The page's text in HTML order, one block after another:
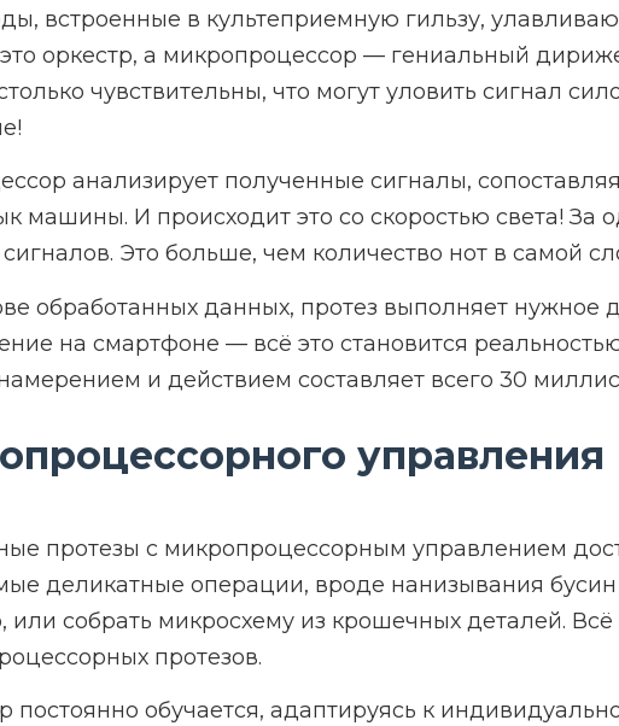
встроенные в культеприемную гильзу,
оркестр, а микропроцессор — гениальный
чувствительны, что могут уловить сигнал
анализирует полученные сигналы,
машины. И происходит это со скоростью света! За
Это больше, чем количество нот в самой
обработанных данных, протез выполняет нужное
на смартфоне — всё это становится
и действием составляет всего 30
управления
протезы с микропроцессорным управлением
деликатные операции, вроде нанизывания
или собрать микросхему из крошечных деталей.
протезов.
обучается, адаптируясь к